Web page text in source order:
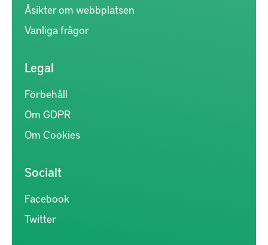
Åsikter om webbplatsen
Vanliga frågor
Legal
Förbehåll
Om GDPR
Om Cookies
Socialt
Facebook
Twitter